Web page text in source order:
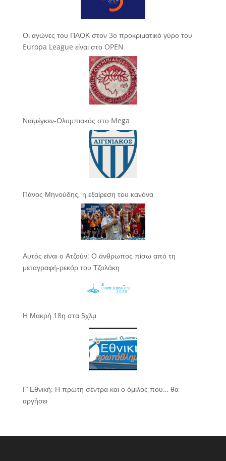
Οι αγώνες του ΠΑΟΚ στον 3ο προκριματικό γύρο του
Europa League είναι στο OPEN
Ναϊμέγκεν-Ολυμπιακός στο Mega
Πάνος Μηνούδης, η εξαίρεση του κανόνα
Αυτός είναι ο Ατζούν: Ο άνθρωπος πίσω από τη
μεταγραφή-ρεκόρ του Τζολάκη
Η Μακρή 18η στα 5χλμ
Γ’ Εθνική: Η πρώτη σέντρα και ο όμιλος που… θα
αργήσει